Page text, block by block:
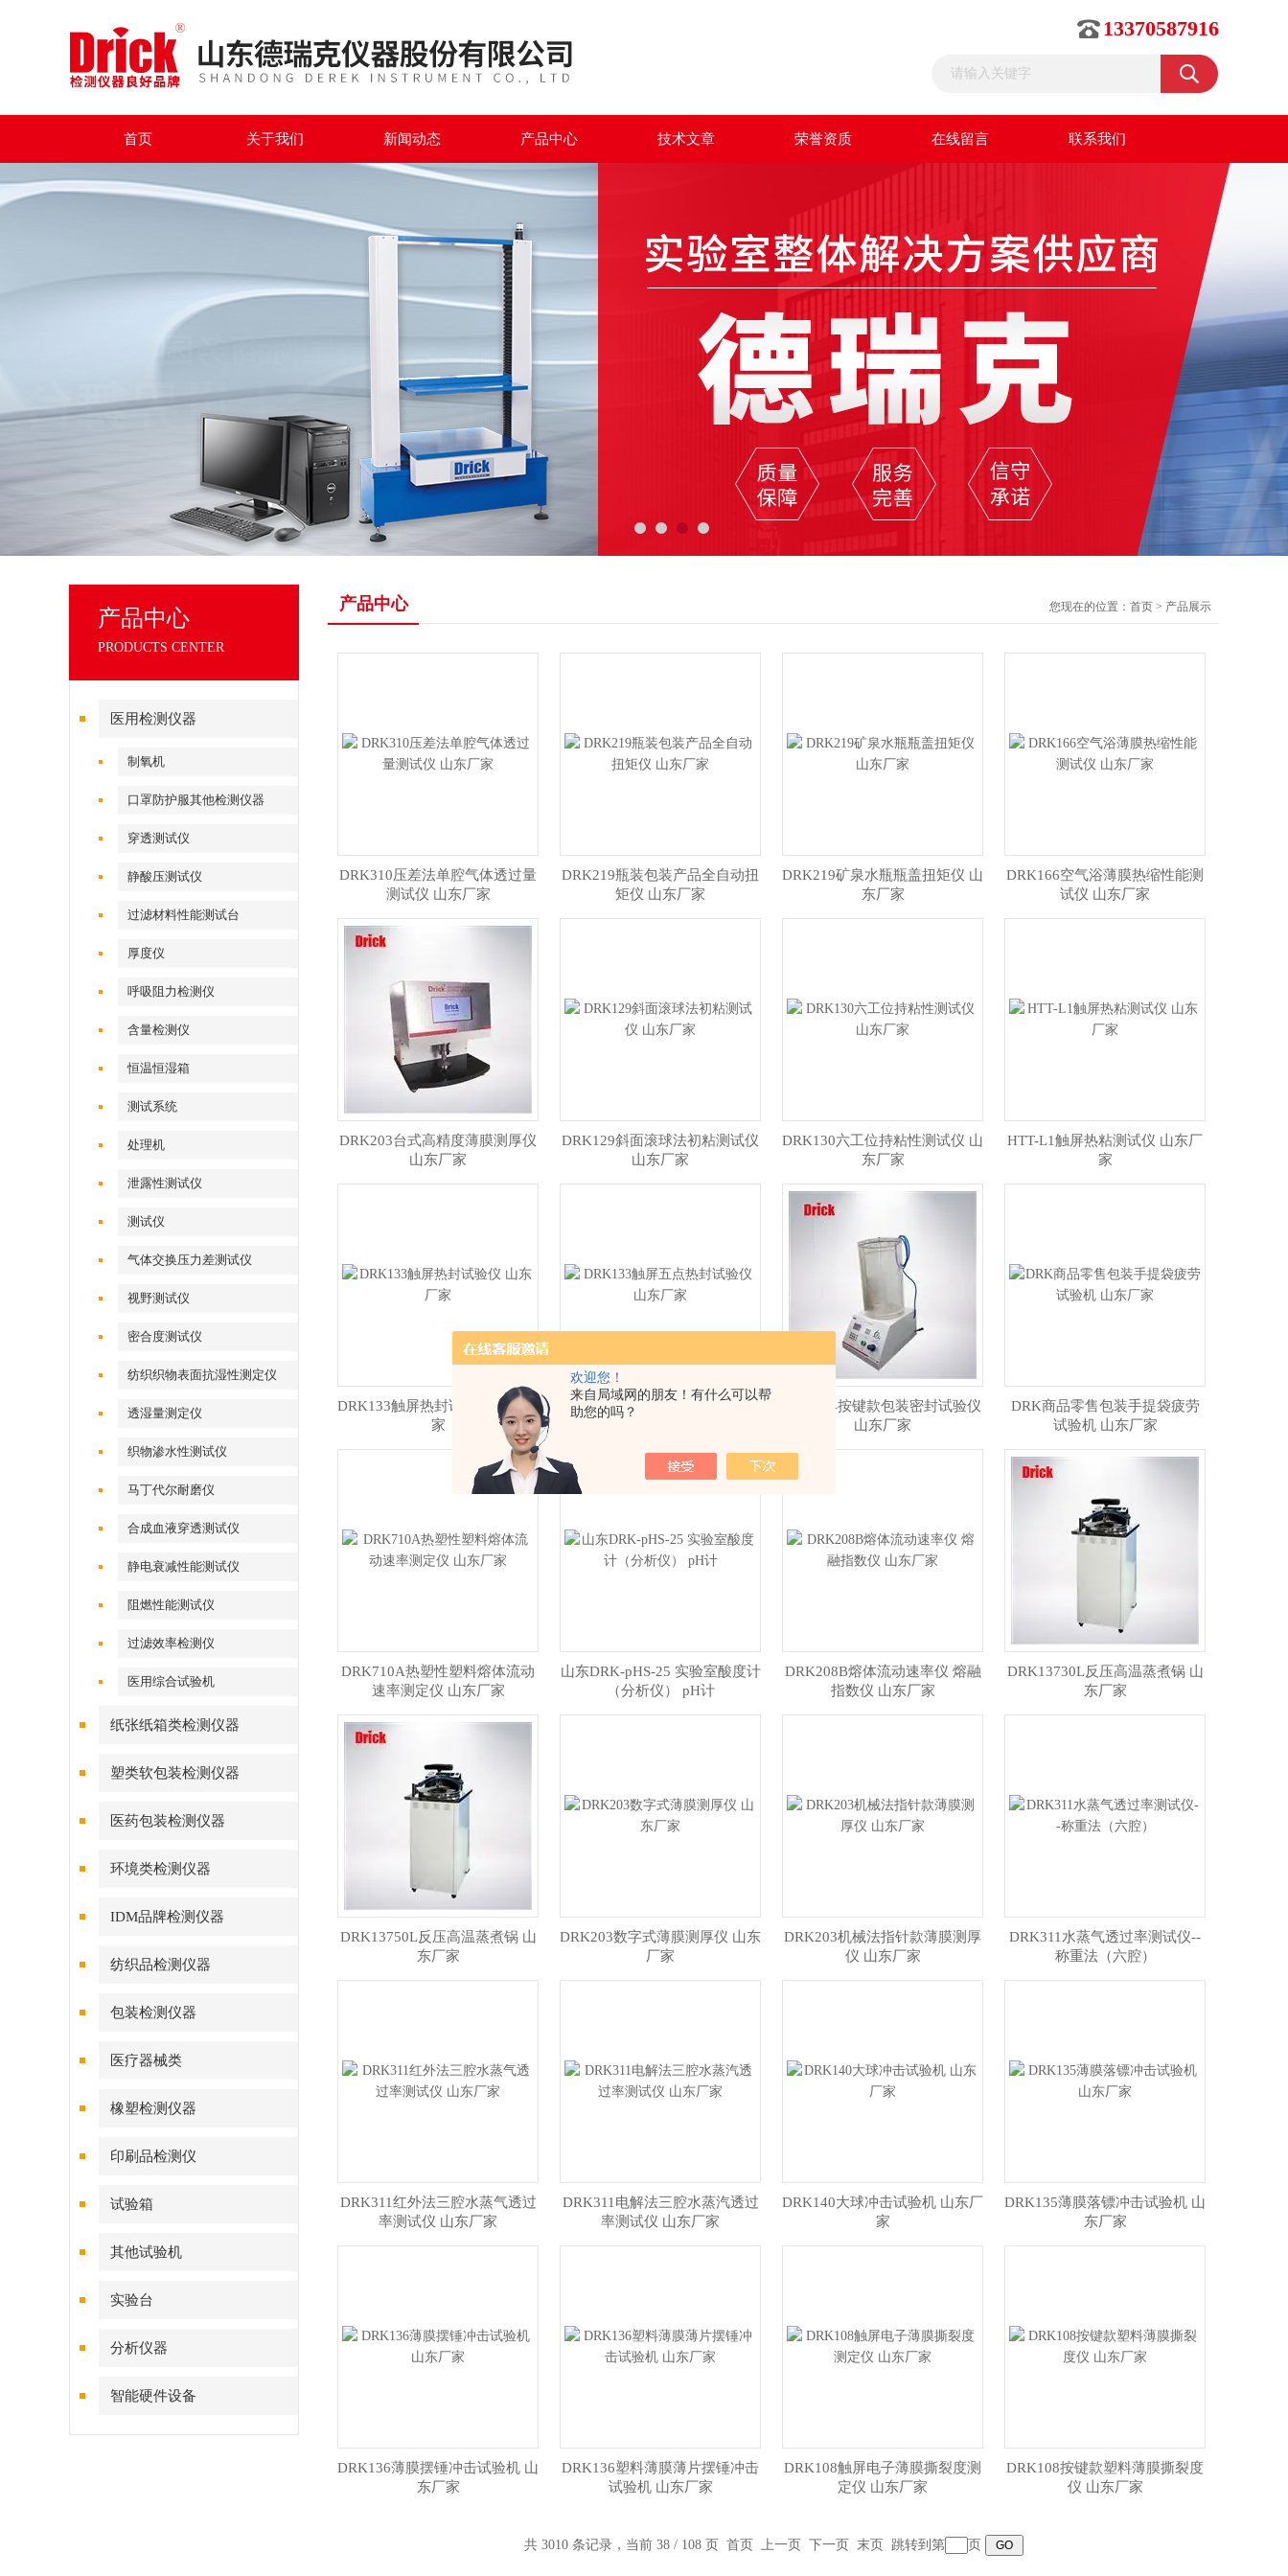
欢迎您！
来自局域网的朋友！有什么可以帮
助您的吗？
13370587916
首页 关于我们 新闻动态 产品中心 技术文章 荣誉资质 在线留言 联系我们
产品中心
PRODUCTS CENTER
医用检测仪器
制氧机
口罩防护服其他检测仪器
穿透测试仪
静酸压测试仪
过滤材料性能测试台
厚度仪
呼吸阻力检测仪
含量检测仪
恒温恒湿箱
测试系统
处理机
泄露性测试仪
测试仪
气体交换压力差测试仪
视野测试仪
密合度测试仪
纺织织物表面抗湿性测定仪
透湿量测定仪
织物渗水性测试仪
马丁代尔耐磨仪
合成血液穿透测试仪
静电衰减性能测试仪
阻燃性能测试仪
过滤效率检测仪
医用综合试验机
纸张纸箱类检测仪器
塑类软包装检测仪器
医药包装检测仪器
环境类检测仪器
IDM品牌检测仪器
纺织品检测仪器
包装检测仪器
医疗器械类
橡塑检测仪器
印刷品检测仪
试验箱
其他试验机
实验台
分析仪器
智能硬件设备
产品中心 您现在的位置： 首页 > 产品展示
DRK310压差法单腔气体透过量
测试仪 山东厂家
DRK219瓶装包装产品全自动扭
矩仪 山东厂家
DRK219矿泉水瓶瓶盖扭矩仪 山
东厂家
DRK166空气浴薄膜热缩性能测
试仪 山东厂家
DRK203台式高精度薄膜测厚仪
山东厂家
DRK129斜面滚球法初粘测试仪
山东厂家
DRK130六工位持粘性测试仪 山
东厂家
HTT-L1触屏热粘测试仪 山东厂
家
DRK133触屏热封试验仪 山东厂
家
DRK133触屏五点热封试验仪 山
DRK134按键款包装密封试验仪
山东厂家
DRK商品零售包装手提袋疲劳
试验机 山东厂家
DRK710A热塑性塑料熔体流动
速率测定仪 山东厂家
山东​DRK-pHS-25 实验室酸度计
（分析仪） pH计
DRK208B熔体流动速率仪 熔融
指数仪 山东厂家
DRK13730L反压高温蒸煮锅 山
东厂家
DRK13750L反压高温蒸煮锅 山
东厂家
DRK203数字式薄膜测厚仪 山东
厂家
DRK203机械法指针款薄膜测厚
仪 山东厂家
DRK311水蒸气透过率测试仪--
称重法（六腔）
DRK311红外法三腔水蒸气透过
率测试仪 山东厂家
DRK311电解法三腔水蒸汽透过
率测试仪 山东厂家
DRK140大球冲击试验机 山东厂
家
DRK135薄膜落镖冲击试验机 山
东厂家
DRK136薄膜摆锤冲击试验机 山
东厂家
DRK136塑料薄膜薄片摆锤冲击
试验机 山东厂家
DRK108触屏电子薄膜撕裂度测
定仪 山东厂家
DRK108按键款塑料薄膜撕裂度
仪 山东厂家
共 3010 条记录，当前 38 / 108 页 首页 上一页 下一页 末页 跳转到第 页